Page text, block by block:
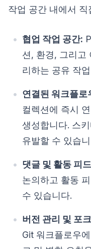
작업 공간 내에서
협업 작업 공간:
션, 환경, 그리고
리하는 공유 작
연결된 워크플로
컬렉션에 즉시
생성합니다. 스
유발할 수 있습
댓글 및 활동 피
논의하고 활동
수 있습니다.
버전 관리 및 포
Git 워크플로우